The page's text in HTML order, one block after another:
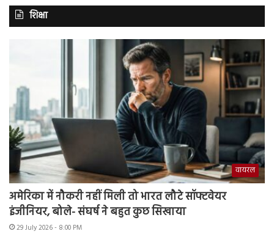
शिक्षा
वायरल
अमेरिका में नौकरी नहीं मिली तो भारत लौटे सॉफ्टवेयर
इंजीनियर, बोले- संघर्ष ने बहुत कुछ सिखाया
29 July 2026 - 8:00 PM